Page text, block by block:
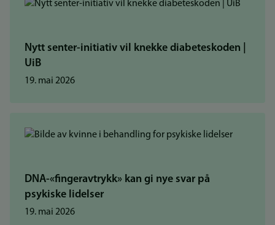
Nytt senter-initiativ vil knekke diabeteskoden |
UiB
19. mai 2026
DNA-«fingeravtrykk» kan gi nye svar på
psykiske lidelser
19. mai 2026